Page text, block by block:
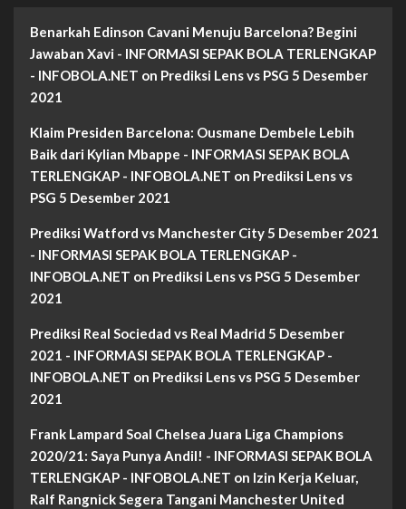
Benarkah Edinson Cavani Menuju Barcelona? Begini
Jawaban Xavi - INFORMASI SEPAK BOLA TERLENGKAP
- INFOBOLA.NET on Prediksi Lens vs PSG 5 Desember
2021
Klaim Presiden Barcelona: Ousmane Dembele Lebih
Baik dari Kylian Mbappe - INFORMASI SEPAK BOLA
TERLENGKAP - INFOBOLA.NET on Prediksi Lens vs
PSG 5 Desember 2021
Prediksi Watford vs Manchester City 5 Desember 2021
- INFORMASI SEPAK BOLA TERLENGKAP -
INFOBOLA.NET on Prediksi Lens vs PSG 5 Desember
2021
Prediksi Real Sociedad vs Real Madrid 5 Desember
2021 - INFORMASI SEPAK BOLA TERLENGKAP -
INFOBOLA.NET on Prediksi Lens vs PSG 5 Desember
2021
Frank Lampard Soal Chelsea Juara Liga Champions
2020/21: Saya Punya Andil! - INFORMASI SEPAK BOLA
TERLENGKAP - INFOBOLA.NET on Izin Kerja Keluar,
Ralf Rangnick Segera Tangani Manchester United